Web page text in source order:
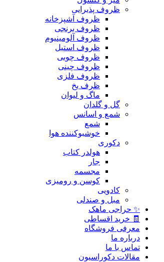
ظروف پذیرایی
ظروف آشپزخانه
ظروف برنجی
ظروف آلومینیوم
ظروف استیل
ظروف چوبی
ظروف چینی
ظروف فلزی
ظرف یخ
ماگ و لیوان
گل و گلدان
شمع و اسانس
شمع
خوشبوکننده هوا
دکوری
هولدر کتاب
جار
مجسمه
کوسن و رومیزی
کادویی
مبل و صندلی
✨ حراجی ماهک
🧾 خرید اقساطی
معرفی فروشگاه
درباره ما
تماس با ما
مقالات دکوراسیون